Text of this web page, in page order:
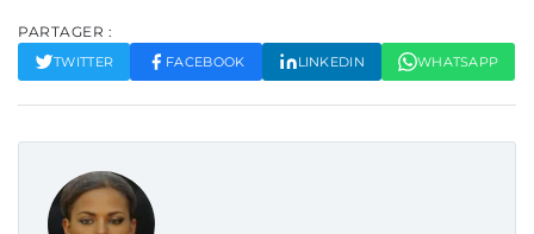
PARTAGER :
TWITTER FACEBOOK LINKEDIN WHATSAPP